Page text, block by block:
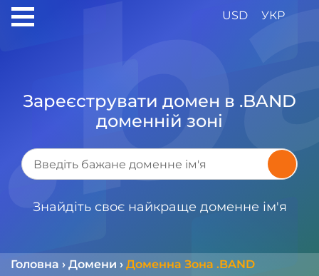
USD УКР
Зареєструвати домен в .BAND
доменній зоні
Знайдіть своє найкраще доменне ім'я
Головна › Домени › Доменна Зона .BAND